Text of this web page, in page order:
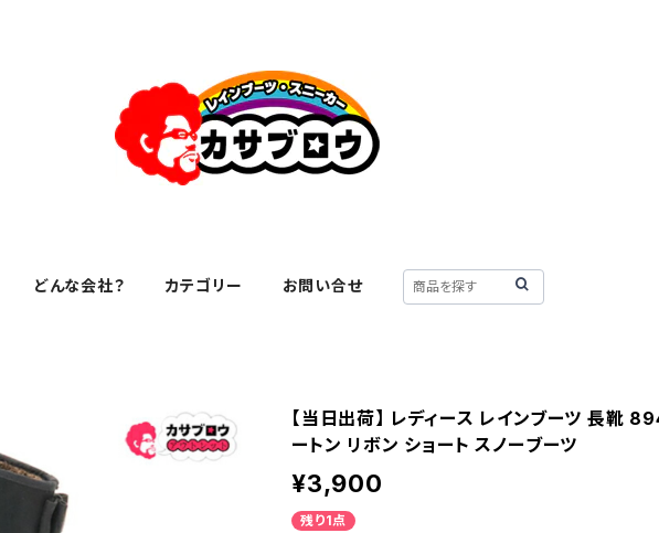
どんな会社？ カテゴリー お問い合せ
【当日出荷】 レディース レインブーツ 長靴
ートン リボン ショート スノーブーツ
¥3,900
残り1点